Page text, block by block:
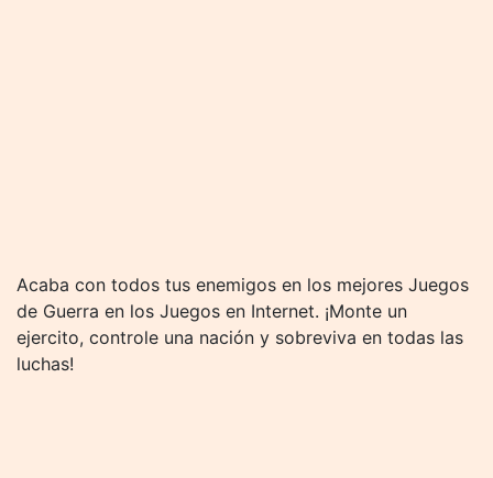
Acaba con todos tus enemigos en los mejores Juegos
de Guerra en los Juegos en Internet. ¡Monte un
ejercito, controle una nación y sobreviva en todas las
luchas!